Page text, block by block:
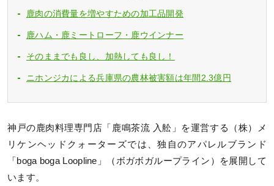
鹿肉の消費量を増やすための加工品開発
鹿ハム・鹿ミートローフ・鹿ウインナー
そのままでも良し、加熱しても良し！
ニホンジカによる兵庫県の農林被害額は年間2.3億円
神戸の鹿肉料理専門店「鹿鳴茶流 入舩」を運営する（株）メ
リケンヘッドクォーターズでは、独自のアパレルブランド
「boga boga Loopline」（ボガボガループライン）を展開して
います。